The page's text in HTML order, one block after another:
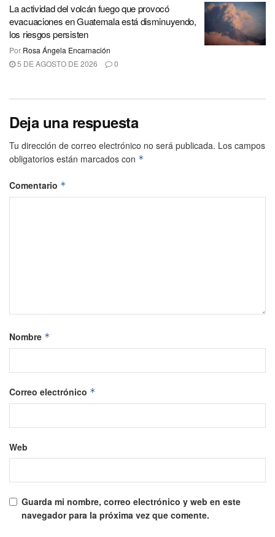
La actividad del volcán fuego que provocó
evacuaciones en Guatemala está disminuyendo,
los riesgos persisten
Por Rosa Ángela Encarnación
5 DE AGOSTO DE 2026
0
Deja una respuesta
Tu dirección de correo electrónico no será publicada. Los campos
obligatorios están marcados con *
Comentario *
Nombre *
Correo electrónico *
Web
Guarda mi nombre, correo electrónico y web en este
navegador para la próxima vez que comente.